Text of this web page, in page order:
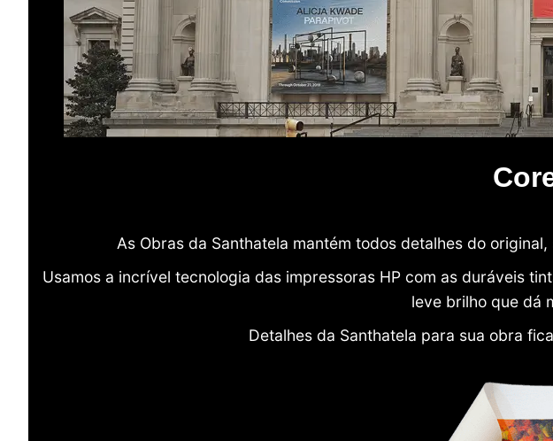
As Obras da Santhatela mantém todos detalhes do
Usamos a incrível tecnologia das impressoras HP com as duráveis
leve brilho que dá
Detalhes da Santhatela para sua obra